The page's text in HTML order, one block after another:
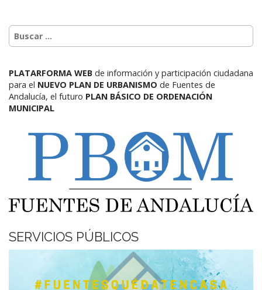
PLATARFORMA WEB de información y participación ciudadana
para el NUEVO PLAN DE URBANISMO de Fuentes de
Andalucía, el futuro PLAN BÁSICO DE ORDENACIÓN
MUNICIPAL
SERVICIOS PÚBLICOS